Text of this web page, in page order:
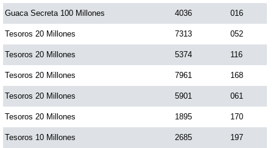
Guaca Secreta 100 Millones 4036 016
Tesoros 20 Millones 7313 052
Tesoros 20 Millones 5374 116
Tesoros 20 Millones 7961 168
Tesoros 20 Millones 5901 061
Tesoros 20 Millones 1895 170
Tesoros 10 Millones 2685 197